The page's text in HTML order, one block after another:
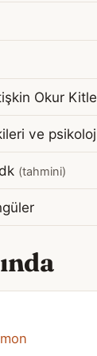
Okur
ve
(tahmini)